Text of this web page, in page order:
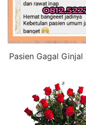
Pasien Gagal